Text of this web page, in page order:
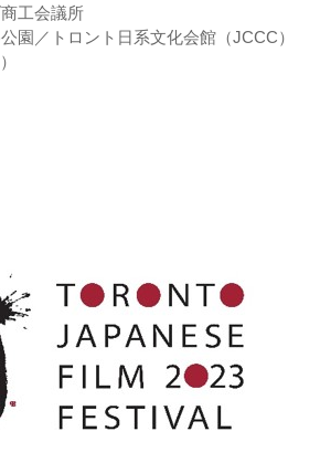
工会議所
園／トロント日系文化会館（JCCC）